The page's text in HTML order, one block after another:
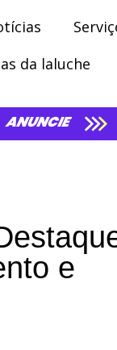
da laluche
ANUNCIE
e